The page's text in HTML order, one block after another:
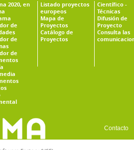
2020, en
de
de
de
Listado proyectos
europeos
Mapa de
Proyectos
Catálogo de
Proyectos
Científico -
Técnicas
Difusión de
Proyecto
Consulta las
Contacto